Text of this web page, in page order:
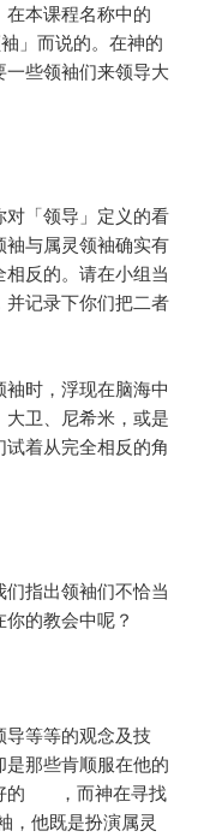
本课程名称中的
而说的。在神的
些领袖们来领导大
「领导」定义的看
与属灵领袖确实有
反的。请在小组当
记录下你们把二者
时，浮现在脑海中
卫、尼希米，或是
着从完全相反的角
指出领袖们不恰当
的教会中呢？
等等的观念及技
那些肯顺服在他的
好的 ，而神在寻找
他既是扮演属灵